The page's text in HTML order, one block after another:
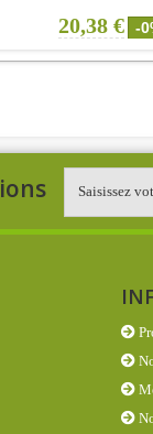
20,38 € -0%